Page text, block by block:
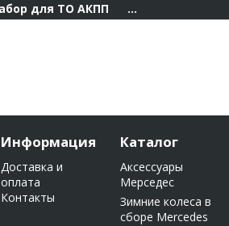
для ТО АКПП ...
Информация
Доставка и
оплата
Контакты
Каталог
Аксессуары
Мерседес
Зимние колеса в
сборе Mercedes